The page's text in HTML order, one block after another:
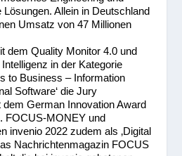
Allein in Deutschland
Umsatz von 47 Millionen
dem Quality Monitor 4.0 und
in der Kategorie
to Business – Information
Software‘ die Jury
German Innovation Award
FOCUS-MONEY und
invenio 2022 zudem als ‚Digital
Nachrichtenmagazin FOCUS